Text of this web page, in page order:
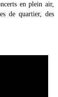
en plein air,
de quartier, des